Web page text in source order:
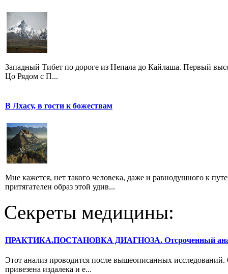
Западный Тибет по дороге из Непала до Кайлаша. Первый
Цо Рядом с П...
В Лхасу, в гости к божествам
Мне кажется, нет такого человека, даже и равнодушного к
притягателен образ этой удив...
Секреты медицины:
ПРАКТИКА.ПОСТАНОВКА ДИАГНОЗА. Отсроченный
Этот анализ проводится после вышеописанных
привезена издалека и е...